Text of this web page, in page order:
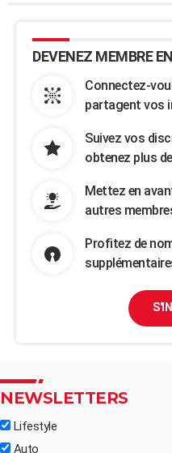
DEVENEZ MEMBRE
Connectez-
partagent vos
Suivez vos
obtenez plus
Mettez en
autres
Profitez de
NEWSLETTERS
Lifestyle
Auto